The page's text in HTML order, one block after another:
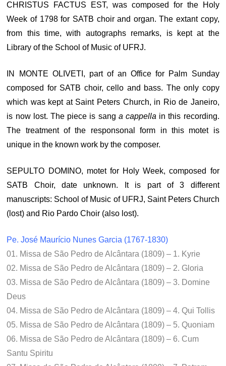
CHRISTUS FACTUS EST, was composed for the Holy
Week of 1798 for SATB choir and organ. The extant copy,
from this time, with autographs remarks, is kept at the
Library of the School of Music of UFRJ.
IN MONTE OLIVETI, part of an Office for Palm Sunday
composed for SATB choir, cello and bass. The only copy
which was kept at Saint Peters Church, in Rio de Janeiro,
is now lost. The piece is sang a cappella in this recording.
The treatment of the responsonal form in this motet is
unique in the known work by the composer.
SEPULTO DOMINO, motet for Holy Week, composed for
SATB Choir, date unknown. It is part of 3 different
manuscripts: School of Music of UFRJ, Saint Peters Church
(lost) and Rio Pardo Choir (also lost).
Pe. José Maurício Nunes Garcia (1767-1830)
01. Missa de São Pedro de Alcântara (1809) – 1. Kyrie
02. Missa de São Pedro de Alcântara (1809) – 2. Gloria
03. Missa de São Pedro de Alcântara (1809) – 3. Domine
Deus
04. Missa de São Pedro de Alcântara (1809) – 4. Qui Tollis
05. Missa de São Pedro de Alcântara (1809) – 5. Quoniam
06. Missa de São Pedro de Alcântara (1809) – 6. Cum
Santu Spiritu